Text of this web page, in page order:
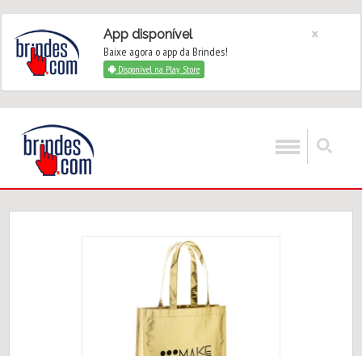
App disponível
Baixe agora o app da Brindes!
Disponível na Play Store
×